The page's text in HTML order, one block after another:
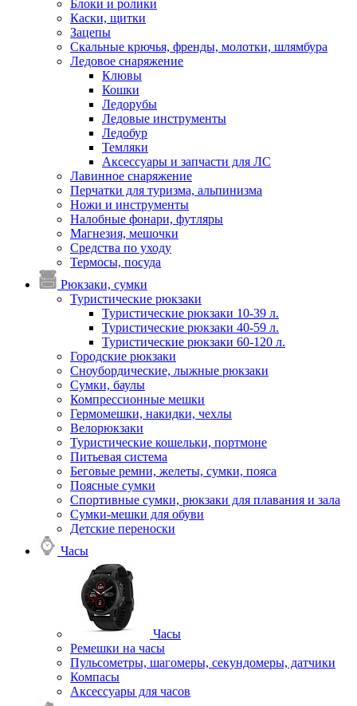
Блоки и ролики
Каски, щитки
Зацепы
Скальные крючья, френды, молотки, шлямбура
Ледовое снаряжение
Клювы
Кошки
Ледорубы
Ледовые инструменты
Ледобур
Темляки
Аксессуары и запчасти для ЛС
Лавинное снаряжение
Перчатки для туризма, альпинизма
Ножи и инструменты
Налобные фонари, футляры
Магнезия, мешочки
Средства по уходу
Термосы, посуда
Рюкзаки, сумки
Туристические рюкзаки
Туристические рюкзаки 10-39 л.
Туристические рюкзаки 40-59 л.
Туристические рюкзаки 60-120 л.
Городские рюкзаки
Сноубордические, лыжные рюкзаки
Сумки, баулы
Компрессионные мешки
Гермомешки, накидки, чехлы
Велорюкзаки
Туристические кошельки, портмоне
Питьевая система
Беговые ремни, желеты, сумки, пояса
Поясные сумки
Спортивные сумки, рюкзаки для плавания и зала
Сумки-мешки для обуви
Детские переноски
Часы
Часы
Ремешки на часы
Пульсометры, шагомеры, секундомеры, датчики
Компасы
Аксессуары для часов